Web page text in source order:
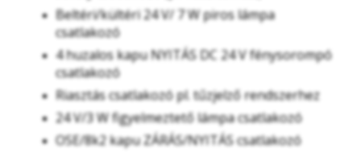
Beltéri/kültéri 24 V/ 7 W piros lámpa
csatlakozó
4 huzalos kapu NYITÁS DC 24 V fénysorompó
csatlakozó
Riasztás csatlakozó pl. tűzjelző rendszerhez
24 V/3 W figyelmeztető lámpa csatlakozó
OSE/8k2 kapu ZÁRÁS/NYITÁS csatlakozó